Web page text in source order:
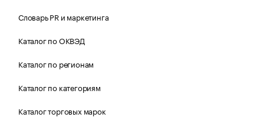
Словарь PR и маркетинга
Каталог по ОКВЭД
Каталог по регионам
Каталог по категориям
Каталог торговых марок